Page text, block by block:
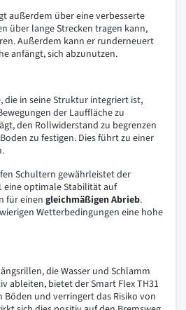
außerdem über eine verbesserte
über lange Strecken tragen kann,
Außerdem kann er runderneuert
anfängt, sich abzunutzen.
die in seine Struktur integriert ist,
der Lauffläche zu
den Rollwiderstand zu begrenzen
zu festigen. Dies führt zu einer
Schultern gewährleistet der
eine optimale Stabilität auf
für einen gleichmäßigen Abrieb.
Wetterbedingungen eine hohe
die Wasser und Schlamm
ableiten, bietet der Smart Flex TH31
Böden und verringert das Risiko von